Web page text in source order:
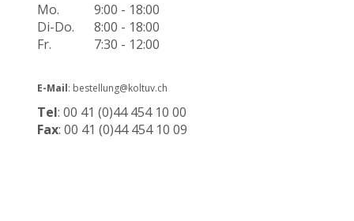
Mo.
9:00 - 18:00
Di-Do.
8:00 - 18:00
Fr.
7:30 - 12:00
E-Mail: bestellung@koltuv.ch
Tel: 00 41 (0)44 454 10 00
Fax: 00 41 (0)44 454 10 09